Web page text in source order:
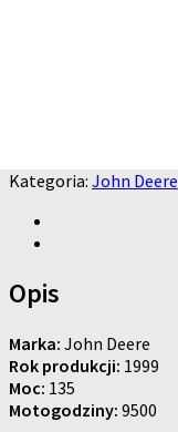
Kategoria: John Deere
Opis
Marka: John Deere
Rok produkcji: 1999
Moc: 135
Motogodziny: 9500